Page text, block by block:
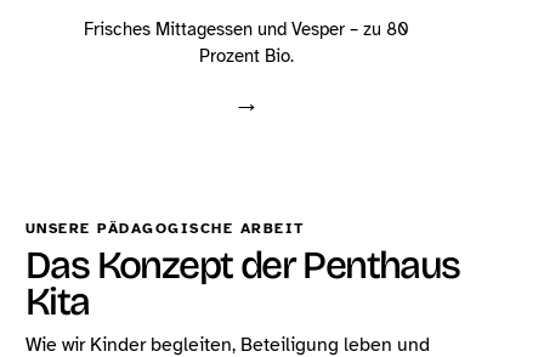
Frisches Mittagessen und Vesper – zu 80
Prozent Bio.
→
UNSERE PÄDAGOGISCHE ARBEIT
Das Konzept der Penthaus
Kita
Wie wir Kinder begleiten, Beteiligung leben und